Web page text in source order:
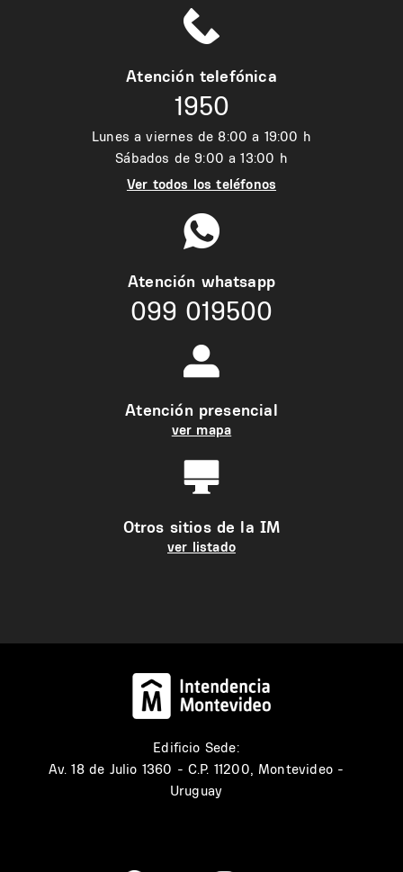
Atención telefónica
1950
Lunes a viernes de 8:00 a 19:00 h
Sábados de 9:00 a 13:00 h
Ver todos los teléfonos
Atención whatsapp
099 019500
Atención presencial
ver mapa
Otros sitios de la IM
ver listado
Edificio Sede:
Av. 18 de Julio 1360 - C.P. 11200, Montevideo -
Uruguay